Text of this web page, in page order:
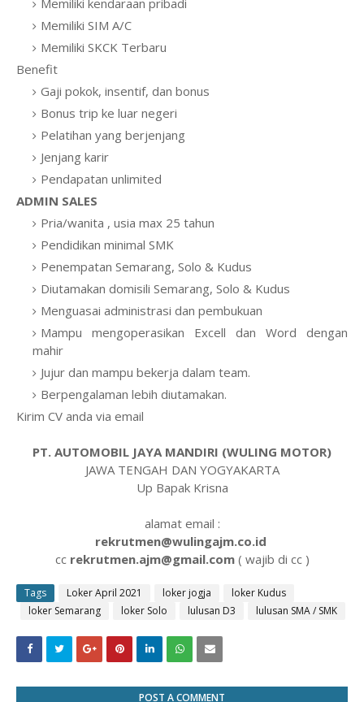
Memiliki kendaraan pribadi
Memiliki SIM A/C
Memiliki SKCK Terbaru
Benefit
Gaji pokok, insentif, dan bonus
Bonus trip ke luar negeri
Pelatihan yang berjenjang
Jenjang karir
Pendapatan unlimited
ADMIN SALES
Pria/wanita , usia max 25 tahun
Pendidikan minimal SMK
Penempatan Semarang, Solo & Kudus
Diutamakan domisili Semarang, Solo & Kudus
Menguasai administrasi dan pembukuan
Mampu mengoperasikan Excell dan Word dengan
mahir
Jujur dan mampu bekerja dalam team.
Berpengalaman lebih diutamakan.
Kirim CV anda via email
PT. AUTOMOBIL JAYA MANDIRI (WULING MOTOR)
JAWA TENGAH DAN YOGYAKARTA
Up Bapak Krisna
alamat email :
rekrutmen@wulingajm.co.id
cc rekrutmen.ajm@gmail.com( wajib di cc )
Tags Loker April 2021 loker jogja
loker Kudus
loker Semarang
loker Solo lulusan D3 lulusan SMA / SMK
POST A COMMENT